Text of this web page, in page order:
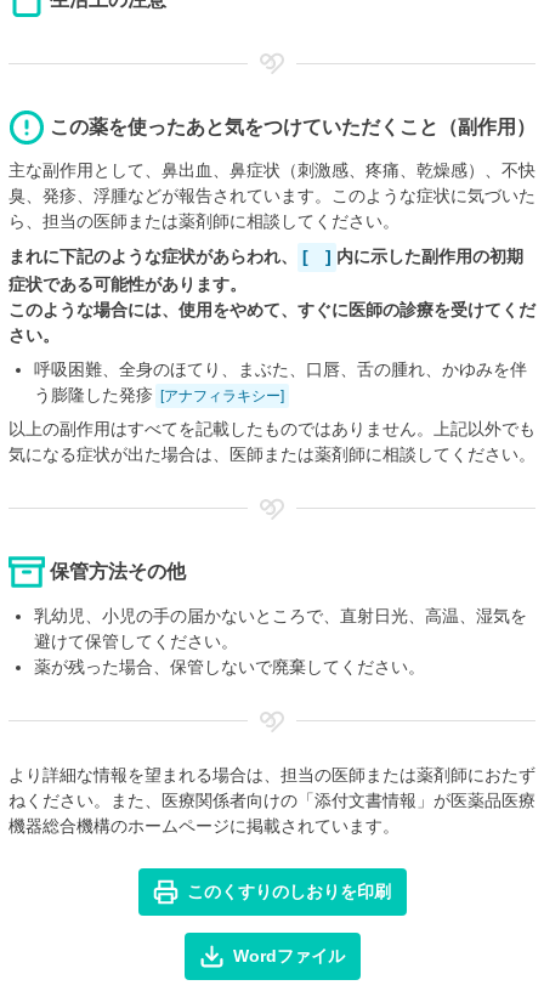
この薬を使ったあと気をつけていただくこと（副作用）
主な副作用として、鼻出血、鼻症状（刺激感、疼痛、乾燥感）、不快
臭、発疹、浮腫などが報告されています。このような症状に気づいた
ら、担当の医師または薬剤師に相談してください。
まれに下記のような症状があらわれ、
[ ] 内に示した副作用の初期
症状である可能性があります。
このような場合には、使用をやめて、すぐに医師の診療を受けてくだ
さい。
呼吸困難、全身のほてり、まぶた、口唇、舌の腫れ、かゆみを伴
う膨隆した発疹 [アナフィラキシー]
以上の副作用はすべてを記載したものではありません。上記以外でも
気になる症状が出た場合は、医師または薬剤師に相談してください。
保管方法その他
乳幼児、小児の手の届かないところで、直射日光、高温、湿気を
避けて保管してください。
薬が残った場合、保管しないで廃棄してください。
より詳細な情報を望まれる場合は、担当の医師または薬剤師におたず
ねください。また、医療関係者向けの「添付文書情報」が医薬品医療
機器総合機構のホームページに掲載されています。
このくすりのしおりを印刷
Wordファイル